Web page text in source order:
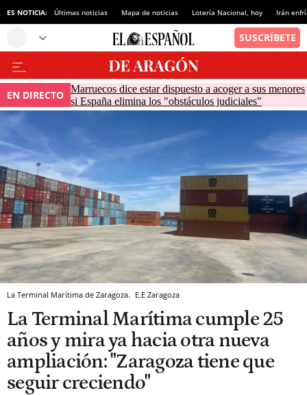
ES NOTICIA: Últimas noticias Mapa de noticias Lotería Nacional, hoy Irán
EN DIRECTO Marruecos dice estar dispuesto a acoger a sus menores
si España elimina los "obstáculos judiciales"
La Terminal Marítima de Zaragoza. E.E Zaragoza
La Terminal Marítima cumple 25
años y mira ya hacia otra nueva
ampliación: "Zaragoza tiene que
seguir creciendo"